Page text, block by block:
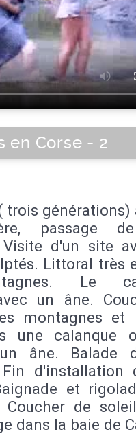
en Corse - 2
trois générations)
passage
Visite d'un site
Littoral très
Le
un âne.
montagnes et
une calanque
âne. Balade
Fin d'installation
et
Coucher de
dans la baie de